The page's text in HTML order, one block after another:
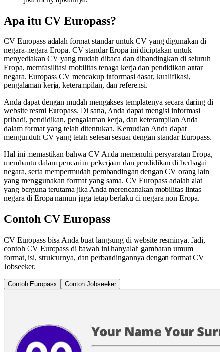
Apa itu CV Europass?
CV Europass adalah format standar untuk CV yang digunakan di
negara-negara Eropa. CV standar Eropa ini diciptakan untuk
menyediakan CV yang mudah dibaca dan dibandingkan di seluruh
Eropa, memfasilitasi mobilitas tenaga kerja dan pendidikan antar
negara. Europass CV mencakup informasi dasar, kualifikasi,
pengalaman kerja, keterampilan, dan referensi.
Anda dapat dengan mudah mengakses templatenya secara daring di
website resmi Europass. Di sana, Anda dapat mengisi informasi
pribadi, pendidikan, pengalaman kerja, dan keterampilan Anda
dalam format yang telah ditentukan. Kemudian Anda dapat
mengunduh CV yang telah selesai sesuai dengan standar Europass.
Hal ini memastikan bahwa CV Anda memenuhi persyaratan Eropa,
membantu dalam pencarian pekerjaan dan pendidikan di berbagai
negara, serta mempermudah pembandingan dengan CV orang lain
yang menggunakan format yang sama. CV Europass adalah alat
yang berguna terutama jika Anda merencanakan mobilitas lintas
negara di Eropa namun juga tetap berlaku di negara non Eropa.
Contoh CV Europass
CV Europass bisa Anda buat langsung di website resminya. Jadi,
contoh CV Europass di bawah ini hanyalah gambaran umum
format, isi, strukturnya, dan perbandingannya dengan format CV
Jobseeker.
Contoh Europass Contoh Jobseeker